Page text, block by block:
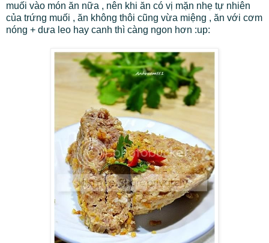
muối vào món ăn nữa , nên khi ăn có vị mặn nhẹ tự nhiên
của trứng muối , ăn không thôi cũng vừa miệng , ăn với cơm
nóng + dưa leo hay canh thì càng ngon hơn :up: